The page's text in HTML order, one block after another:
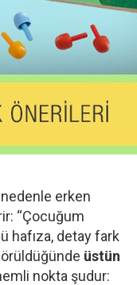
erken
“Çocuğum
hafıza, detay fark
üstün
nokta şudur: